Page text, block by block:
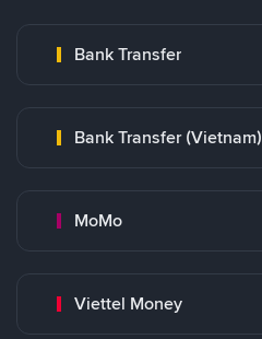
Bank Transfer
Bank Transfer (Vietnam)
MoMo
Viettel Money